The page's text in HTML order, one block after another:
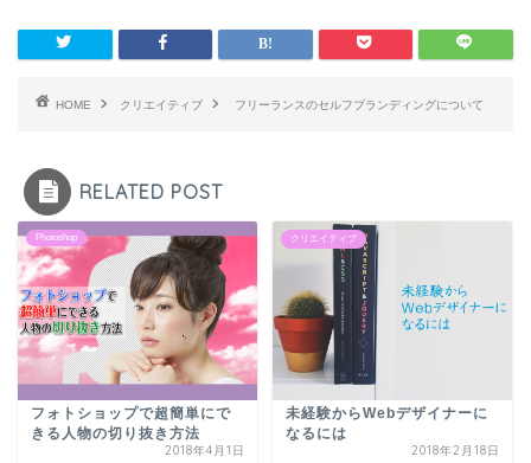
HOME クリエイティブ フリーランスのセルフブランディングについて
RELATED POST
Photoshop
フォトショップで超簡単にで
きる人物の切り抜き方法
2018年4月1日
クリエイティブ
未経験からWebデザイナーに
なるには
2018年2月18日